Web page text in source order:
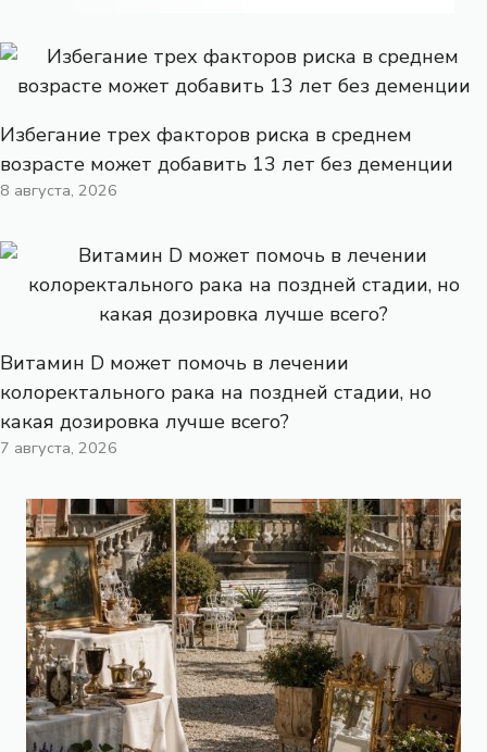
Избегание трех факторов риска в среднем
возрасте может добавить 13 лет без деменции
8 августа, 2026
Витамин D может помочь в лечении
колоректального рака на поздней стадии, но
какая дозировка лучше всего?
7 августа, 2026